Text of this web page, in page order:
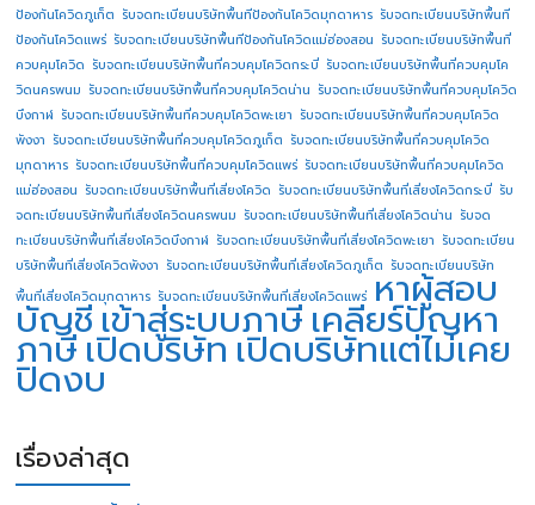
ป้องกันโควิดภูเก็ต รับจดทะเบียนบริษัทพื้นทีป้องกันโควิดมุกดาหาร รับจดทะเบียนบริษัทพื้นที
ป้องกันโควิดแพร่ รับจดทะเบียนบริษัทพื้นทีป้องกันโควิดแม่ฮ่องสอน รับจดทะเบียนบริษัทพื้นที่
ควบคุมโควิด รับจดทะเบียนบริษัทพื้นที่ควบคุมโควิดกระบี่ รับจดทะเบียนบริษัทพื้นที่ควบคุมโค
วิดนครพนม รับจดทะเบียนบริษัทพื้นที่ควบคุมโควิดน่าน รับจดทะเบียนบริษัทพื้นที่ควบคุมโควิด
บึงกาฬ รับจดทะเบียนบริษัทพื้นที่ควบคุมโควิดพะเยา รับจดทะเบียนบริษัทพื้นที่ควบคุมโควิด
พังงา รับจดทะเบียนบริษัทพื้นที่ควบคุมโควิดภูเก็ต รับจดทะเบียนบริษัทพื้นที่ควบคุมโควิด
มุกดาหาร รับจดทะเบียนบริษัทพื้นที่ควบคุมโควิดแพร่ รับจดทะเบียนบริษัทพื้นที่ควบคุมโควิด
แม่ฮ่องสอน รับจดทะเบียนบริษัทพื้นที่เสี่ยงโควิด รับจดทะเบียนบริษัทพื้นที่เสี่ยงโควิดกระบี่ รับ
จดทะเบียนบริษัทพื้นที่เสี่ยงโควิดนครพนม รับจดทะเบียนบริษัทพื้นที่เสี่ยงโควิดน่าน รับจด
ทะเบียนบริษัทพื้นที่เสี่ยงโควิดบึงกาฬ รับจดทะเบียนบริษัทพื้นที่เสี่ยงโควิดพะเยา รับจดทะเบียน
บริษัทพื้นที่เสี่ยงโควิดพังงา รับจดทะเบียนบริษัทพื้นที่เสี่ยงโควิดภูเก็ต รับจดทะเบียนบริษัท
พื้นที่เสี่ยงโควิดมุกดาหาร รับจดทะเบียนบริษัทพื้นที่เสี่ยงโควิดแพร่ หาผู้สอบ
บัญชี เข้าสู่ระบบภาษี เคลียร์ปัญหา
ภาษีเปิดบริษัทเปิดบริษัทแต่ไม่เคย
ปิดงบ
เรื่องล่าสุด